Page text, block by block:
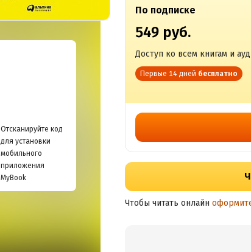
Отсканируйте код
для установки
мобильного
приложения
MyBook
По подписке
549 руб.
Доступ ко всем книгам и
Первые 14 дней бесплатно
Чтобы читать онлайн